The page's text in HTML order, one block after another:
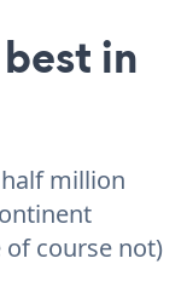
in
half million
of course not)